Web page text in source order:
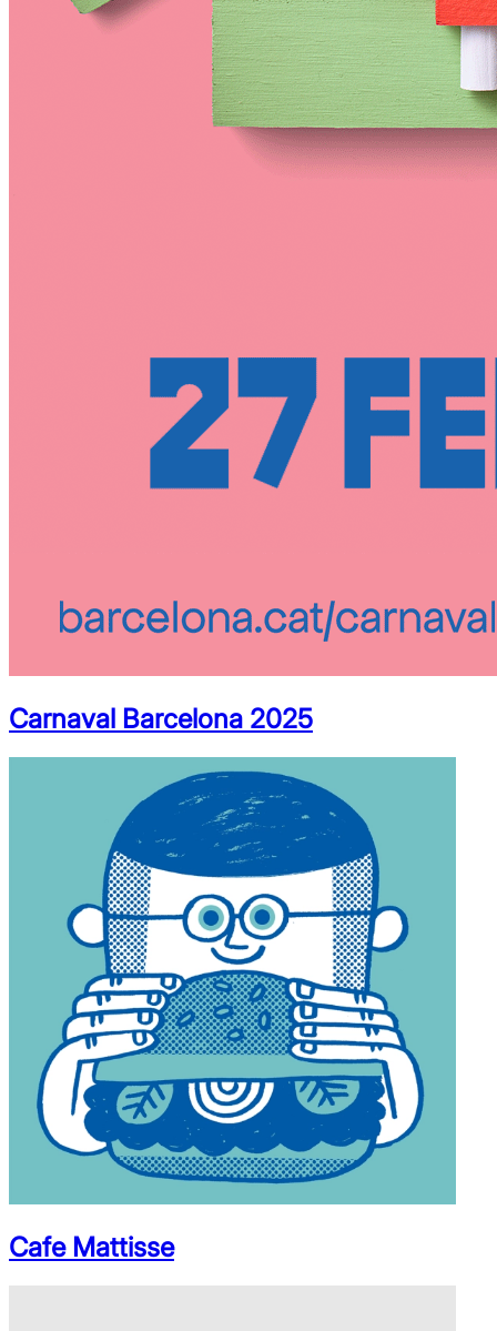
Carnaval Barcelona 2025
Cafe Mattisse